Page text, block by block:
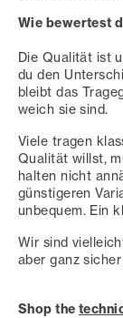
Wie bewertest
Die Qualität ist
du den
bleibt das
weich sie sind.
Viele tragen
Qualität willst,
halten nicht
günstigeren
unbequem. Ein
Wir sind
aber ganz
Shop the